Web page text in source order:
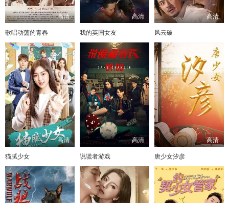
高清
歌唱动荡的青春
高清
我的英国女友
高清
风云破
高清
猫腻少女
高清
说谎者游戏
高清
唐少女汐彦